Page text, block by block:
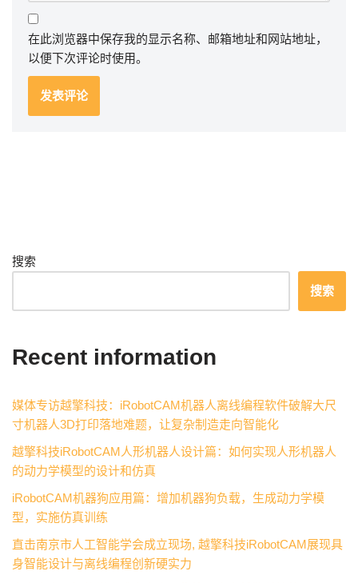
在此浏览器中保存我的显示名称、邮箱地址和网站地址，
以便下次评论时使用。
搜索
搜索
Recent information
媒体专访越擎科技：iRobotCAM机器人离线编程软件破解大尺
寸机器人3D打印落地难题，让复杂制造走向智能化
越擎科技iRobotCAM人形机器人设计篇：如何实现人形机器人
的动力学模型的设计和仿真
iRobotCAM机器狗应用篇：增加机器狗负载，生成动力学模
型，实施仿真训练
直击南京市人工智能学会成立现场, 越擎科技iRobotCAM展现具
身智能设计与离线编程创新硬实力